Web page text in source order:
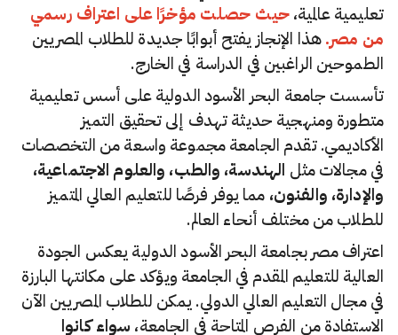
تعليمية عالمية، حيث حصلت مؤخرًا على اعتراف رسمي
من مصر. هذا الإنجاز يفتح أبوابًا جديدة للطلاب المصريين
الطموحين الراغبين في الدراسة في الخارج.
تأسست جامعة البحر الأسود الدولية على أسس تعليمية
متطورة ومنهجية حديثة تهدف إلى تحقيق التميز
الأكاديمي. تقدم الجامعة مجموعة واسعة من التخصصات
في مجالات مثل الهندسة، والطب، والعلوم الاجتماعية،
والإدارة، والفنون، مما يوفر فرصًا للتعليم العالي المتميز
للطلاب من مختلف أنحاء العالم.
اعتراف مصر بجامعة البحر الأسود الدولية يعكس الجودة
العالية للتعليم المقدم في الجامعة ويؤكد على مكانتها البارزة
في مجال التعليم العالي الدولي. يمكن للطلاب المصريين الآن
الاستفادة من الفرص المتاحة في الجامعة، سواء كانوا